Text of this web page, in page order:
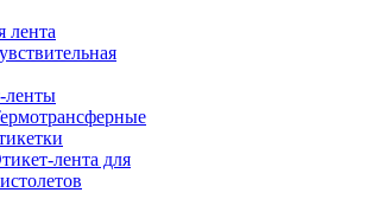
лента
ленты
лента для